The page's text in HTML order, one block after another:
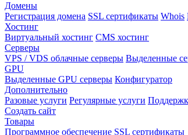
Домены
Регистрация домена SSL сертификаты Whois
Хостинг
Виртуальный хостинг CMS хостинг
Серверы
VPS / VDS облачные серверы Выделенные
GPU
Выделенные GPU серверы Конфигуратор
Дополнительно
Разовые услуги Регулярные услуги
Создать сайт
Товары
Программное обеспечение SSL сертификаты